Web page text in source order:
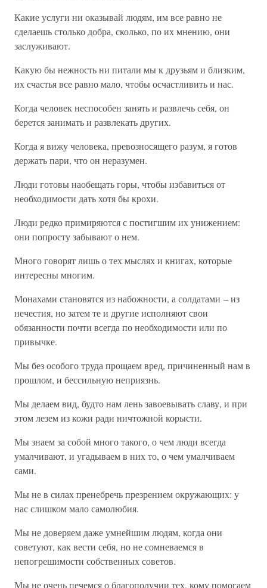
Какие услуги ни оказывай людям, им все равно не
сделаешь столько добра, сколько, по их мнению, они
заслуживают.
Какую бы нежность ни питали мы к друзьям и близким,
их счастья все равно мало, чтобы осчастливить и нас.
Когда человек неспособен занять и развлечь себя, он
берется занимать и развлекать других.
Когда я вижу человека, превозносящего разум, я готов
держать пари, что он неразумен.
Люди готовы наобещать горы, чтобы избавиться от
необходимости дать хотя бы крохи.
Люди редко примиряются с постигшим их унижением:
они попросту забывают о нем.
Много говорят лишь о тех мыслях и книгах, которые
интересны многим.
Монахами становятся из набожности, а солдатами – из
нечестия, но затем те и другие исполняют свои
обязанности почти всегда по необходимости или по
привычке.
Мы без особого труда прощаем вред, причиненный нам в
прошлом, и бессильную неприязнь.
Мы делаем вид, будто нам лень завоевывать славу, и при
этом лезем из кожи ради ничтожной корысти.
Мы знаем за собой много такого, о чем люди всегда
умалчивают, и угадываем в них то, о чем умалчиваем
сами.
Мы не в силах пренебречь презрением окружающих: у
нас слишком мало самолюбия.
Мы не доверяем даже умнейшим людям, когда они
советуют, как вести себя, но не сомневаемся в
непогрешимости собственных советов.
Мы не очень печемся о благополучии тех, кому помогаем